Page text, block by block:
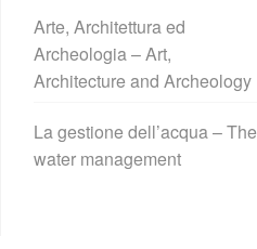
Arte, Architettura ed
Archeologia – Art,
Architecture and Archeology
La gestione dell’acqua – The
water management